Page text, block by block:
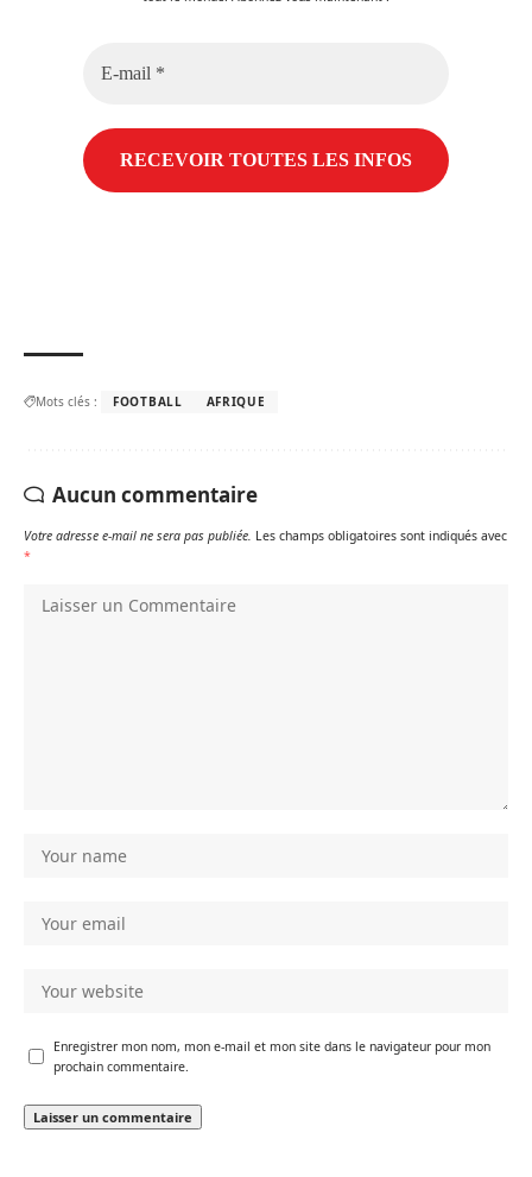
Mots clés : FOOTBALL AFRIQUE
Aucun commentaire
Votre adresse e-mail ne sera pas publiée. Les champs obligatoires sont indiqués avec
*
Enregistrer mon nom, mon e-mail et mon site dans le navigateur pour mon
prochain commentaire.